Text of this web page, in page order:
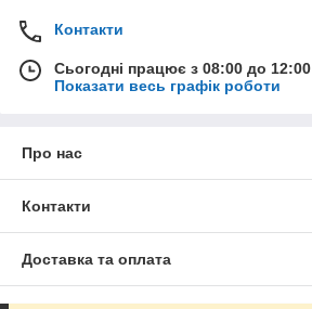
Контакти
Сьогодні працює з 08:00 до 12:00
Показати весь графік роботи
Про нас
Контакти
Доставка та оплата